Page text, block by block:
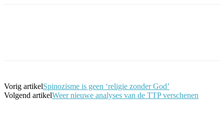
Vorig artikelSpinozisme is geen ‘religie zonder God’
Volgend artikelWeer nieuwe analyses van de TTP verschenen